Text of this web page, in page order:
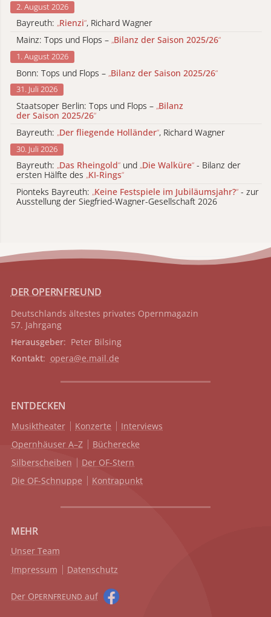
2. August 2026
Bayreuth: „Rienzi“, Richard Wagner
Mainz: Tops und Flops – „Bilanz der Saison 2025/26“
1. August 2026
Bonn: Tops und Flops – „Bilanz der Saison 2025/26“
31. Juli 2026
Staatsoper Berlin: Tops und Flops – „Bilanz
der Saison 2025/26“
Bayreuth: „Der fliegende Holländer“, Richard Wagner
30. Juli 2026
Bayreuth: „Das Rheingold“ und „Die Walküre“ - Bilanz der
ersten Hälfte des „KI-Rings“
Pionteks Bayreuth: „Keine Festspiele im Jubiläumsjahr?“ - zur
Ausstellung der Siegfried-Wagner-Gesellschaft 2026
DER OPERNFREUND
Deutschlands ältestes privates Opernmagazin
57. Jahrgang
Herausgeber: Peter Bilsing
Kontakt: opera@e.mail.de
ENTDECKEN
Musiktheater Konzerte
Interviews
Opernhäuser A–Z
Bücherecke
Silberscheiben
Der OF-Stern
Die OF-Schnuppe
Kontrapunkt
MEHR
Unser Team
Impressum
Datenschutz
Der OPERNFREUND auf